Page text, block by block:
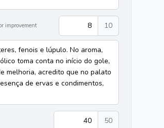
improvement 8 10
fenois e lúpulo. No aroma,
toma conta no início do gole,
melhoria, acredito que no palato
de ervas e condimentos,
40 50